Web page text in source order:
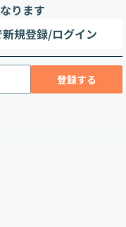
ります
規登録/ログイン
登録する